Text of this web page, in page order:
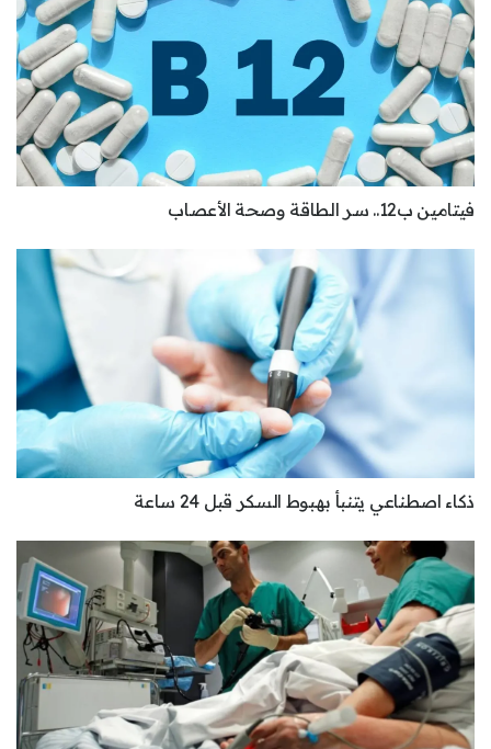
فيتامين ب12.. سر الطاقة وصحة الأعصاب
ذكاء اصطناعي يتنبأ بهبوط السكر قبل 24 ساعة